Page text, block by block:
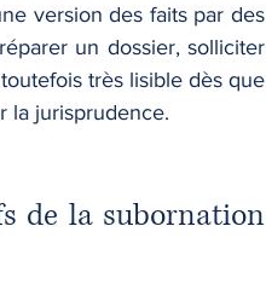
version des faits par des
un dossier, solliciter
très lisible dès que
la jurisprudence.
de la subornation